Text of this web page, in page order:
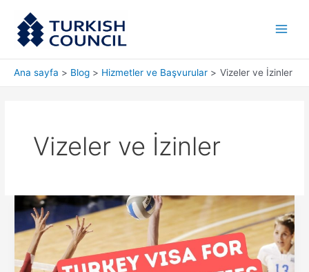
Ana sayfa Blog Hizmetler ve Başvurular Vizeler ve İzinler
Vizeler ve İzinler
Türkiye’deki
Spor
Faaliyetleri:
Sporcular
ve